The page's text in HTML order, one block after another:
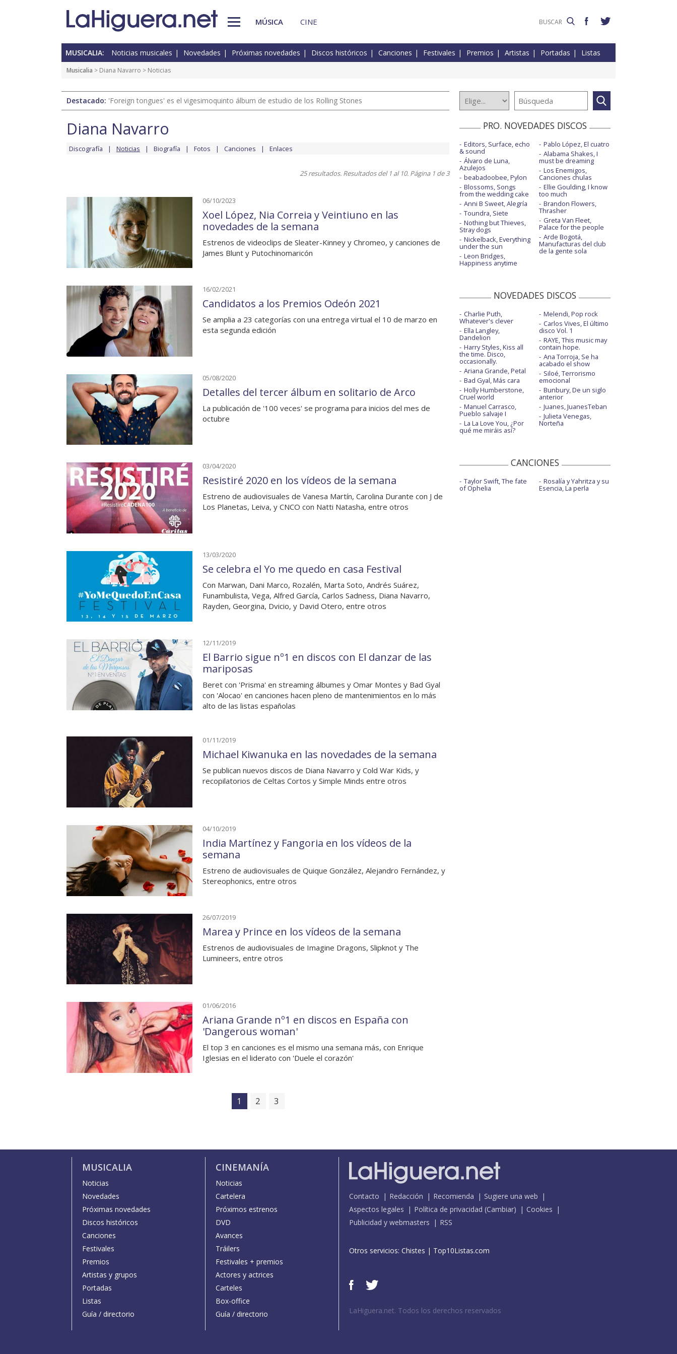
MÚSICA CINE
MUSICALIA: Noticias musicales Novedades Próximas novedades Discos históricos Canciones Festivales Premios Artistas Portadas Listas
Musicalia > Diana Navarro > Noticias
Destacado: 'Foreign tongues' es el vigesimoquinto álbum de estudio de los Rolling Stones
Diana Navarro
Discografía Noticias Biografía Fotos Canciones Enlaces
25 resultados. Resultados del 1 al 10. Página 1 de 3
06/10/2023
Xoel López, Nia Correia y Veintiuno en las
novedades de la semana
Estrenos de videoclips de Sleater-Kinney y Chromeo, y canciones de
James Blunt y Putochinomaricón
16/02/2021
Candidatos a los Premios Odeón 2021
Se amplia a 23 categorías con una entrega virtual el 10 de marzo en
esta segunda edición
05/08/2020
Detalles del tercer álbum en solitario de Arco
La publicación de '100 veces' se programa para inicios del mes de
octubre
03/04/2020
Resistiré 2020 en los vídeos de la semana
Estreno de audiovisuales de Vanesa Martín, Carolina Durante con J de
Los Planetas, Leiva, y CNCO con Natti Natasha, entre otros
13/03/2020
Se celebra el Yo me quedo en casa Festival
Con Marwan, Dani Marco, Rozalén, Marta Soto, Andrés Suárez,
Funambulista, Vega, Alfred García, Carlos Sadness, Diana Navarro,
Rayden, Georgina, Dvicio, y David Otero, entre otros
12/11/2019
El Barrio sigue nº1 en discos con El danzar de las
mariposas
Beret con 'Prisma' en streaming álbumes y Omar Montes y Bad Gyal
con 'Alocao' en canciones hacen pleno de mantenimientos en lo más
alto de las listas españolas
01/11/2019
Michael Kiwanuka en las novedades de la semana
Se publican nuevos discos de Diana Navarro y Cold War Kids, y
recopilatorios de Celtas Cortos y Simple Minds entre otros
04/10/2019
India Martínez y Fangoria en los vídeos de la
semana
Estreno de audiovisuales de Quique González, Alejandro Fernández, y
Stereophonics, entre otros
26/07/2019
Marea y Prince en los vídeos de la semana
Estrenos de audiovisuales de Imagine Dragons, Slipknot y The
Lumineers, entre otros
01/06/2016
Ariana Grande nº1 en discos en España con
'Dangerous woman'
El top 3 en canciones es el mismo una semana más, con Enrique
Iglesias en el liderato con 'Duele el corazón'
1 2 3
PRO. NOVEDADES DISCOS
Editors, Surface, echo
& sound
Álvaro de Luna,
Azulejos
beabadoobee, Pylon
Blossoms, Songs
from the wedding cake
Anni B Sweet, Alegría
Toundra, Siete
Nothing but Thieves,
Stray dogs
Nickelback, Everything
under the sun
Leon Bridges,
Happiness anytime
Pablo López, El cuatro
Alabama Shakes, I
must be dreaming
Los Enemigos,
Canciones chulas
Ellie Goulding, I know
too much
Brandon Flowers,
Thrasher
Greta Van Fleet,
Palace for the people
Arde Bogotá,
Manufacturas del club
de la gente sola
NOVEDADES DISCOS
Charlie Puth,
Whatever's clever
Ella Langley,
Dandelion
Harry Styles, Kiss all
the time. Disco,
occasionally.
Ariana Grande, Petal
Bad Gyal, Más cara
Holly Humberstone,
Cruel world
Manuel Carrasco,
Pueblo salvaje I
La La Love You, ¿Por
qué me miráis así?
Melendi, Pop rock
Carlos Vives, El último
disco Vol. 1
RAYE, This music may
contain hope.
Ana Torroja, Se ha
acabado el show
Siloé, Terrorismo
emocional
Bunbury, De un siglo
anterior
Juanes, JuanesTeban
Julieta Venegas,
Norteña
CANCIONES
Taylor Swift, The fate
of Ophelia
Rosalía y Yahritza y su
Esencia, La perla
MUSICALIA
Noticias
Novedades
Próximas novedades
Discos históricos
Canciones
Festivales
Premios
Artistas y grupos
Portadas
Listas
Guía / directorio
CINEMANÍA
Noticias
Cartelera
Próximos estrenos
DVD
Avances
Tráilers
Festivales + premios
Actores y actrices
Carteles
Box-office
Guía / directorio
Contacto Redacción Recomienda
Sugiere una web
Aspectos legales
Política de privacidad (Cambiar)
Cookies
Publicidad y webmasters
RSS
Otros servicios: Chistes | Top10Listas.com
LaHiguera.net. Todos los derechos reservados